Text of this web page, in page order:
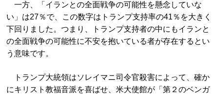
一方、「イランとの全面戦争の可能性を懸念していな
い」は27％で、この数字はトランプ支持率の41％を大きく
下回りました。つまり、トランプ支持者の中にもイランと
の全面戦争の可能性に不安を抱いている者が存在するとい
う意味です。
トランプ大統領はソレイマニ司令官殺害によって、確か
にキリスト教福音派を喜ばせ、米大使館が「第２のベンガ